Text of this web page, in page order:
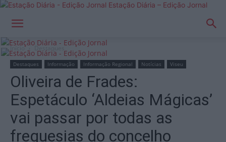
Estação Diária – Edição Jornal
Início Destaques
Destaques Informação Informação Regional Notícias Viseu
Oliveira de Frades:
Espetáculo ‘Aldeias Mágicas’
vai passar por todas as
freguesias do concelho